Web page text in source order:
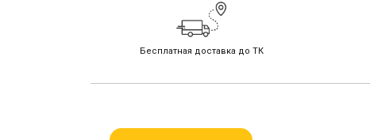
Бесплатная доставка до ТК